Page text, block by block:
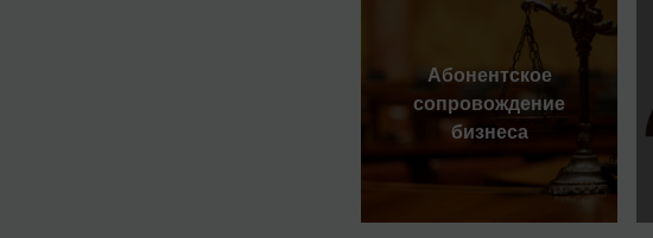
Абонентское
сопровождение
бизнеса